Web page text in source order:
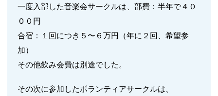
一度入部した音楽会サークルは、部費：半年で４０
００円
合宿：１回につき５〜６万円（年に２回、希望参
加）
その他飲み会費は別途でした。
その次に参加したボランティアサークルは、